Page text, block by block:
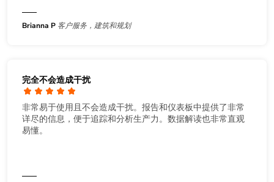
Brianna P 客户服务，建筑和规划
完全不会造成干扰
非常易于使用且不会造成干扰。报告和仪表板中提供了非常
详尽的信息，便于追踪和分析生产力。数据解读也非常直观
易懂。